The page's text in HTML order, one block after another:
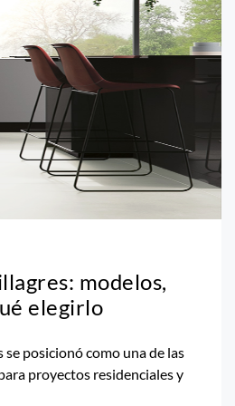
modelos,
elegirlo
posicionó como una de las
proyectos residenciales y